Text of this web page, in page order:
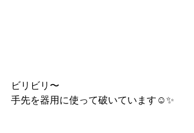
ビリビリ〜
手先を器用に使って破いています☺️✨